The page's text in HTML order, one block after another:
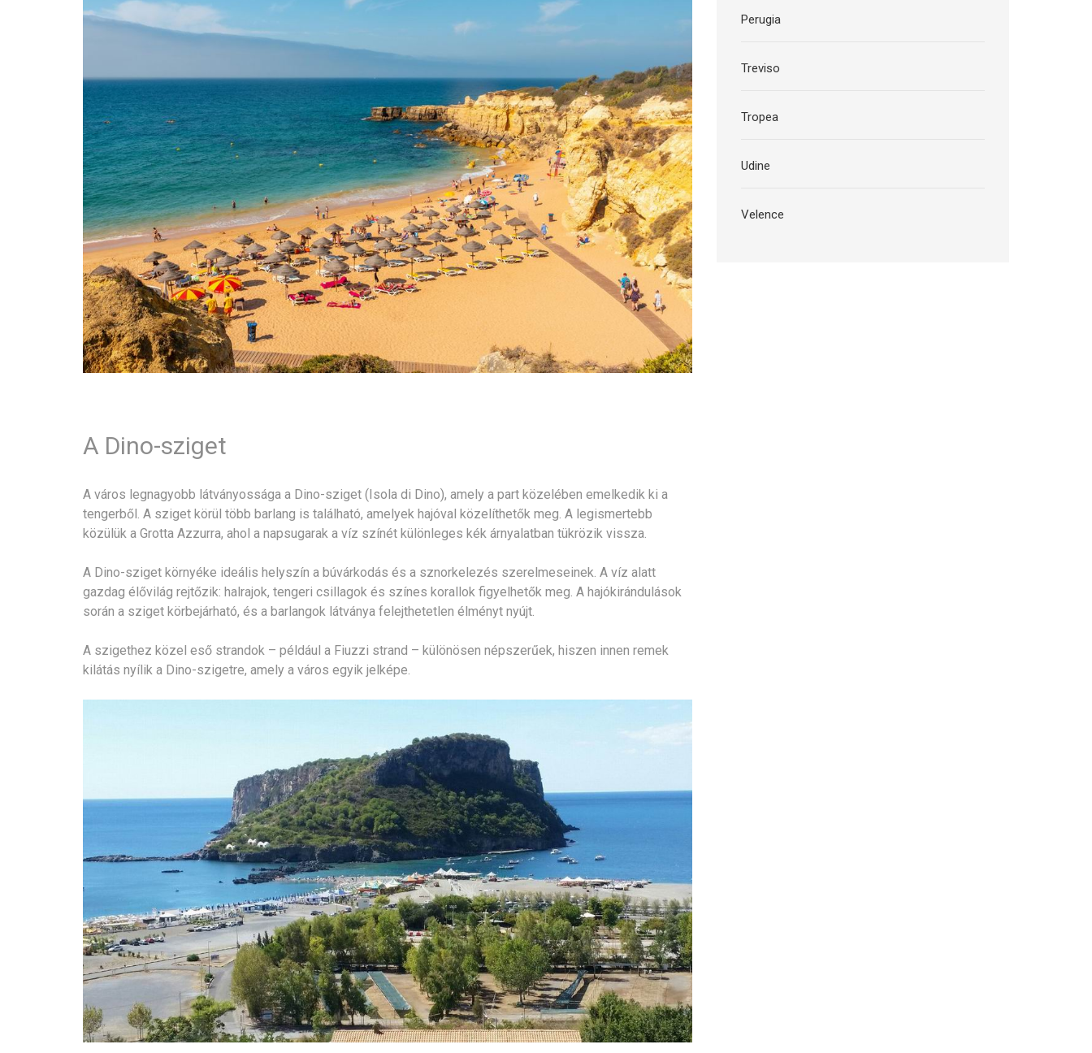
A Dino-sziget
A város legnagyobb látványossága a Dino-sziget (Isola di Dino), amely a part közelében emelkedik ki a
tengerből. A sziget körül több barlang is található, amelyek hajóval közelíthetők meg. A legismertebb
közülük a Grotta Azzurra, ahol a napsugarak a víz színét különleges kék árnyalatban tükrözik vissza.
A Dino-sziget környéke ideális helyszín a búvárkodás és a sznorkelezés szerelmeseinek. A víz alatt
gazdag élővilág rejtőzik: halrajok, tengeri csillagok és színes korallok figyelhetők meg. A hajókirándulások
során a sziget körbejárható, és a barlangok látványa felejthetetlen élményt nyújt.
A szigethez közel eső strandok – például a Fiuzzi strand – különösen népszerűek, hiszen innen remek
kilátás nyílik a Dino-szigetre, amely a város egyik jelképe.
Perugia
Treviso
Tropea
Udine
Velence